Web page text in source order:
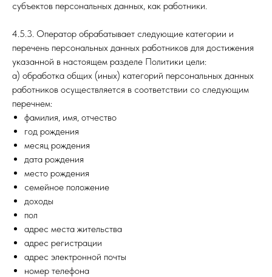
субъектов персональных данных, как работники.
4.5.3. Оператор обрабатывает следующие категории и
перечень персональных данных работников для достижения
указанной в настоящем разделе Политики цели:
а) обработка общих (иных) категорий персональных данных
работников осуществляется в соответствии со следующим
перечнем:
фамилия, имя, отчество
год рождения
месяц рождения
дата рождения
место рождения
семейное положение
доходы
пол
адрес места жительства
адрес регистрации
адрес электронной почты
номер телефона